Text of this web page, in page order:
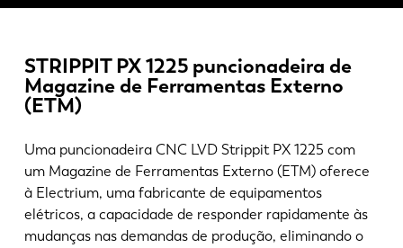
STRIPPIT PX 1225 puncionadeira de
Magazine de Ferramentas Externo
(ETM)
Uma puncionadeira CNC LVD Strippit PX 1225 com
um Magazine de Ferramentas Externo (ETM) oferece
à Electrium, uma fabricante de equipamentos
elétricos, a capacidade de responder rapidamente às
mudanças nas demandas de produção, eliminando o
Contacte-nos